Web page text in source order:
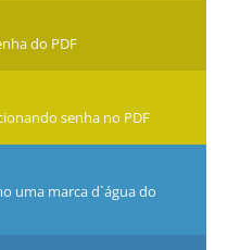
do PDF
senha no PDF
uma marca d`água do